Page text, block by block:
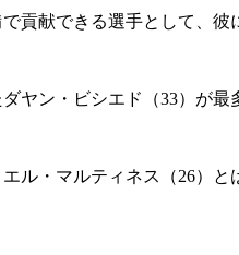
貢献できる選手として、
ヤン・ビシエド（33）が最
・マルティネス（26）